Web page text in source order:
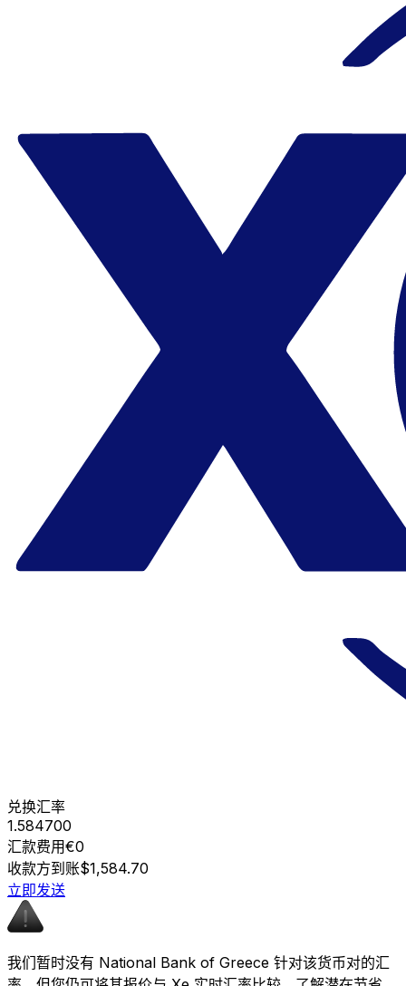
兑换汇率
1.584700
汇款费用€0
收款方到账$1,584.70
立即发送
我们暂时没有 National Bank of Greece 针对该货币对的汇